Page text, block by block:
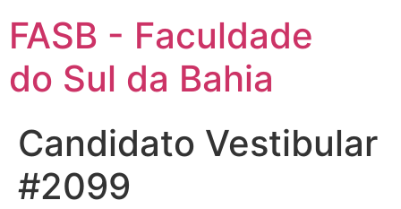
FASB - Faculdade
do Sul da Bahia
Candidato Vestibular
#2099